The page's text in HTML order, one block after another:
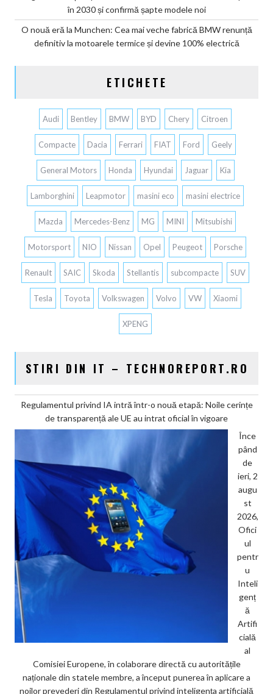
în 2030 și confirmă șapte modele noi
O nouă eră la Munchen: Cea mai veche fabrică BMW renunță
definitiv la motoarele termice și devine 100% electrică
ETICHETE
Audi Bentley BMW BYD Chery Citroen
Compacte Dacia Ferrari FIAT Ford Geely
General Motors Honda Hyundai Jaguar Kia
Lamborghini Leapmotor masini eco masini electrice
Mazda Mercedes-Benz MG MINI Mitsubishi
Motorsport NIO Nissan Opel Peugeot Porsche
Renault SAIC Skoda Stellantis subcompacte SUV
Tesla Toyota Volkswagen Volvo VW Xiaomi
XPENG
STIRI DIN IT – TECHNOREPORT.RO
Regulamentul privind IA intră într-o nouă etapă: Noile cerințe
de transparență ale UE au intrat oficial în vigoare
Înce
pând
de
ieri, 2
augu
st
2026,
Ofici
ul
pentr
u
Inteli
genț
ă
Artifi
cială
al
Comisiei Europene, în colaborare directă cu autoritățile
naționale din statele membre, a început punerea în aplicare a
noilor prevederi din Regulamentul privind inteligența artificială